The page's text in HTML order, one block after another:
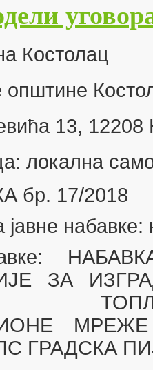
Костолац
општине
13, 12208
локална
бр. 17/2018
јавне
ЗА
ГРАДСКА